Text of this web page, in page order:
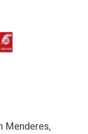
Menderes,